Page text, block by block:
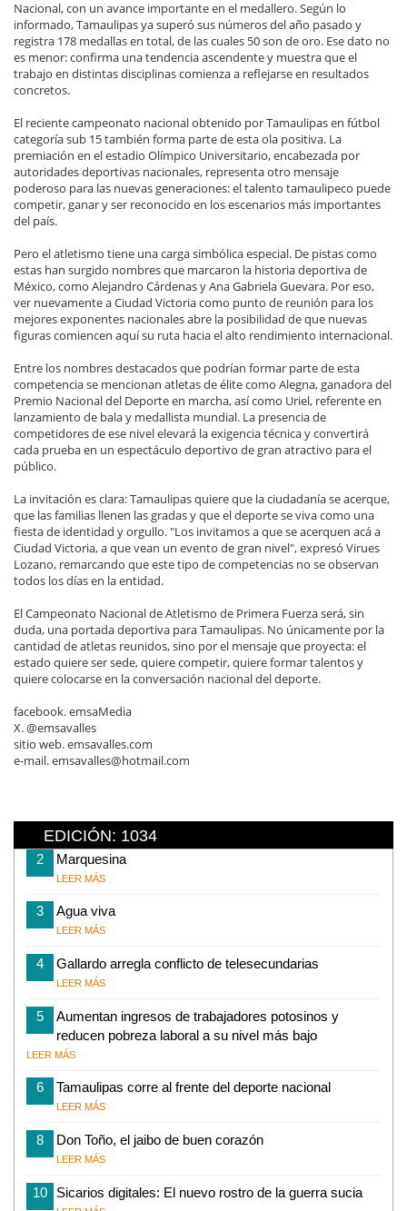
Nacional, con un avance importante en el medallero. Según lo
informado, Tamaulipas ya superó sus números del año pasado y
registra 178 medallas en total, de las cuales 50 son de oro. Ese dato no
es menor: confirma una tendencia ascendente y muestra que el
trabajo en distintas disciplinas comienza a reflejarse en resultados
concretos.
El reciente campeonato nacional obtenido por Tamaulipas en fútbol
categoría sub 15 también forma parte de esta ola positiva. La
premiación en el estadio Olímpico Universitario, encabezada por
autoridades deportivas nacionales, representa otro mensaje
poderoso para las nuevas generaciones: el talento tamaulipeco puede
competir, ganar y ser reconocido en los escenarios más importantes
del país.
Pero el atletismo tiene una carga simbólica especial. De pistas como
estas han surgido nombres que marcaron la historia deportiva de
México, como Alejandro Cárdenas y Ana Gabriela Guevara. Por eso,
ver nuevamente a Ciudad Victoria como punto de reunión para los
mejores exponentes nacionales abre la posibilidad de que nuevas
figuras comiencen aquí su ruta hacia el alto rendimiento internacional.
Entre los nombres destacados que podrían formar parte de esta
competencia se mencionan atletas de élite como Alegna, ganadora del
Premio Nacional del Deporte en marcha, así como Uriel, referente en
lanzamiento de bala y medallista mundial. La presencia de
competidores de ese nivel elevará la exigencia técnica y convertirá
cada prueba en un espectáculo deportivo de gran atractivo para el
público.
La invitación es clara: Tamaulipas quiere que la ciudadanía se acerque,
que las familias llenen las gradas y que el deporte se viva como una
fiesta de identidad y orgullo. "Los invitamos a que se acerquen acá a
Ciudad Victoria, a que vean un evento de gran nivel", expresó Virues
Lozano, remarcando que este tipo de competencias no se observan
todos los días en la entidad.
El Campeonato Nacional de Atletismo de Primera Fuerza será, sin
duda, una portada deportiva para Tamaulipas. No únicamente por la
cantidad de atletas reunidos, sino por el mensaje que proyecta: el
estado quiere ser sede, quiere competir, quiere formar talentos y
quiere colocarse en la conversación nacional del deporte.
facebook. emsaMedia
X. @emsavalles
sitio web. emsavalles.com
e-mail. emsavalles@hotmail.com
EDICIÓN: 1034
2 Marquesina
LEER MÁS
3 Agua viva
LEER MÁS
4 Gallardo arregla conflicto de telesecundarias
LEER MÁS
5
Aumentan ingresos de trabajadores potosinos y
reducen pobreza laboral a su nivel más bajo
LEER MÁS
6 Tamaulipas corre al frente del deporte nacional
LEER MÁS
8 Don Toño, el jaibo de buen corazón
LEER MÁS
10 Sicarios digitales: El nuevo rostro de la guerra sucia